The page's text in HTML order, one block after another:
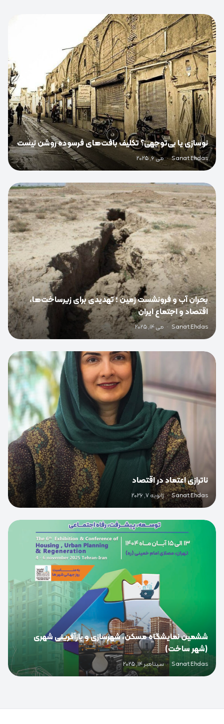
0
نوسازی یا بی‌توجهی؟ تکلیف بافت‌های فرسوده روشن نیست
Sanat Ehdas
· می 6, 2025
0
بحران آب و فرونشست زمین ؛ تهدیدی برای زیرساخت‌ها،
اقتصاد و اجتماع ایران
Sanat Ehdas
· می 14, 2025
ناترازی اعتماد در اقتصاد
Sanat Ehdas
· ژانویه 7, 2026
0
ششمین نمایشگاه مسکن، شهرسازی و بازآفرینی شهری
(شهر ساخت)
Sanat Ehdas
· سپتامبر 14, 2025